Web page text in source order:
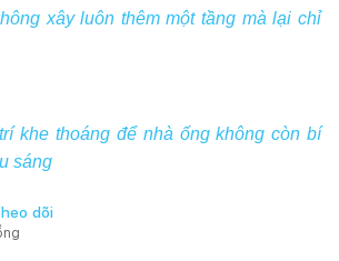
xây luôn thêm một tầng mà lại chỉ
khe thoáng để nhà ống không còn bí
sáng
dõi